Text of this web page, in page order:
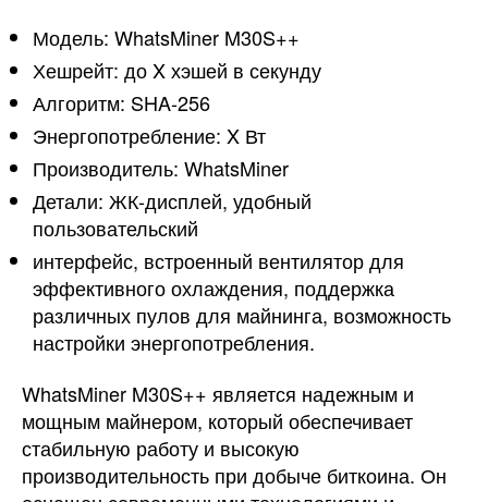
Модель: WhatsMiner M30S++
Хешрейт: до X хэшей в секунду
Алгоритм: SHA-256
Энергопотребление: X Вт
Производитель: WhatsMiner
Детали: ЖК-дисплей, удобный
пользовательский
интерфейс, встроенный вентилятор для
эффективного охлаждения, поддержка
различных пулов для майнинга, возможность
настройки энергопотребления.
WhatsMiner M30S++ является надежным и
мощным майнером, который обеспечивает
стабильную работу и высокую
производительность при добыче биткоина. Он